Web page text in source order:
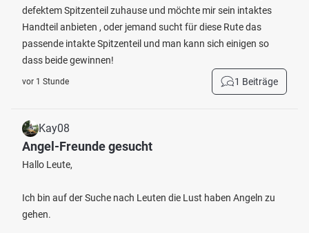
defektem Spitzenteil zuhause und möchte mir sein intaktes
Handteil anbieten , oder jemand sucht für diese Rute das
passende intakte Spitzenteil und man kann sich einigen so
dass beide gewinnen!
vor 1 Stunde 1 Beiträge
Kay08
Angel-Freunde gesucht
Hallo Leute,
Ich bin auf der Suche nach Leuten die Lust haben Angeln zu
gehen.